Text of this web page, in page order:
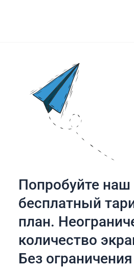
Попробуйте наш
бесплатный
план.
количество
Без